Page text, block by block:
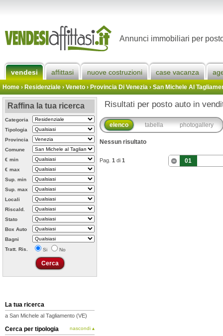
Annunci immobiliari per
vendesi affittasi nuove costruzioni case vacanza
Home› Residenziale › Veneto ›Provincia Di Venezia›San Michele Al
Raffina la tua ricerca
Categoria
Tipologia
Provincia
Comune
€ min
€ max
Sup. min
Sup. max
Locali
Riscald.
Stato
Box Auto
Bagni
Tratt. Ris.
Si No
La tua ricerca
a San Michele al Tagliamento (VE)
Cerca per tipologia nascondi ▴
Risultati per posto auto in
elenco tabella photogallery
Nessun risultato
Pag. 1 di 1 01